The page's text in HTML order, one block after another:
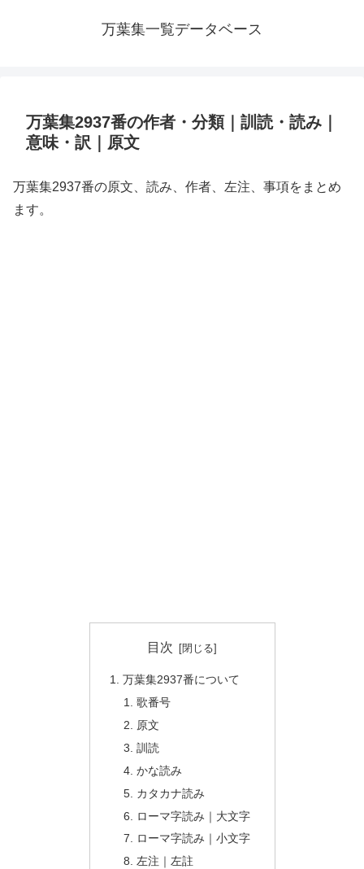
万葉集一覧データベース
万葉集2937番の作者・分類｜訓読・読み｜
意味・訳｜原文
万葉集2937番の原文、読み、作者、左注、事項をまとめ
ます。
目次
万葉集2937番について
歌番号
原文
訓読
かな読み
カタカナ読み
ローマ字読み｜大文字
ローマ字読み｜小文字
左注｜左註